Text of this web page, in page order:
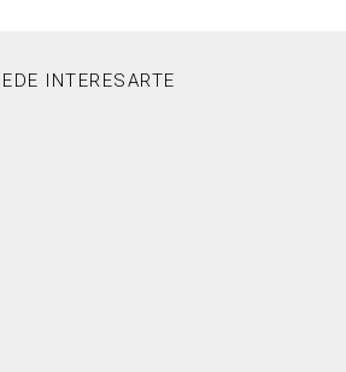
INTERESARTE